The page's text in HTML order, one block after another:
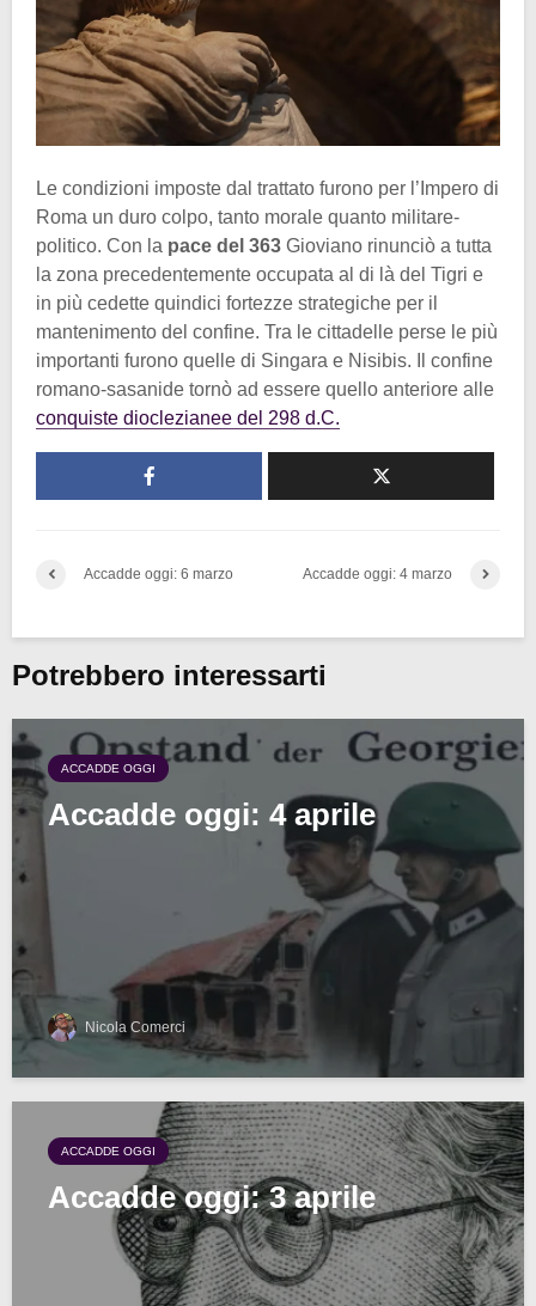
Le condizioni imposte dal trattato furono per l’Impero di
Roma un duro colpo, tanto morale quanto militare-
politico. Con la pace del 363 Gioviano rinunciò a tutta
la zona precedentemente occupata al di là del Tigri e
in più cedette quindici fortezze strategiche per il
mantenimento del confine. Tra le cittadelle perse le più
importanti furono quelle di Singara e Nisibis. Il confine
romano-sasanide tornò ad essere quello anteriore alle
conquiste dioclezianee del 298 d.C.
Accadde oggi: 6 marzo Accadde oggi: 4 marzo
Potrebbero interessarti
ACCADDE OGGI
Accadde oggi: 4 aprile
Nicola Comerci
ACCADDE OGGI
Accadde oggi: 3 aprile